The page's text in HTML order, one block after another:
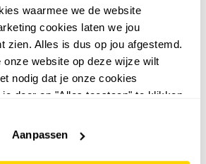
waarmee we de website
cookies laten we jou
zien. Alles is dus op jou afgestemd.
onze website op deze wijze wilt
nodig dat je onze cookies
door op "Alles toestaan" te klikken.
functioneert.
Aanpassen